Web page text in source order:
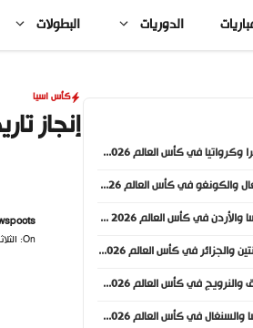
الدوريات البطولات
كأس اسيا
إنجاز
On: الثلاثاء, فبراير 6, 2024 7:08 مساءً
موعد مباراة إنجلترا وكرواتيا في كأس العالم 2026 والقنوات الناقلة
موعد مباراة البرتغال والكونغو في كأس العالم 2026 والقنوات الناقلة
موعد مباراة النمسا والأردن في كأس العالم 2026 والقنوات الناقلة
موعد مباراة الأرجنتين والجزائر في كأس العالم 2026 والقنوات الناقلة
موعد مباراة العراق والنرويج في كأس العالم 2026 والقنوات الناقلة
موعد مباراة فرنسا والسنغال في كأس العالم 2026 والقنوات الناقلة